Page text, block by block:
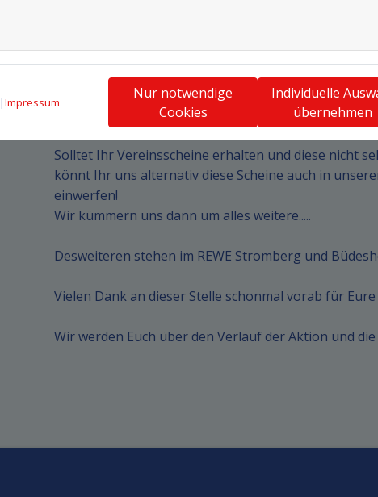
Wir würden uns freuen, wenn wir wieder viele
Wir garantieren hier schon, dass wir nur Prämien
Solltet Ihr Vereinsscheine erhalten und diese nicht
könnt Ihr uns alternativ diese Scheine auch in
einwerfen!
Wir kümmern uns dann um alles weitere.....
Desweiteren stehen im REWE Stromberg und
Vielen Dank an dieser Stelle schonmal vorab für
Wir werden Euch über den Verlauf der Aktion und
|Impressum
Nur notwendige
Cookies
Individuelle
übernehmen